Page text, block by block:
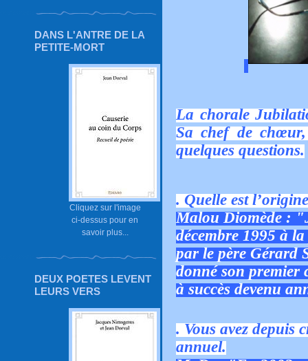
DANS L'ANTRE DE LA
PETITE-MORT
Cliquez sur l'image
ci-dessus pour en
savoir plus...
DEUX POETES LEVENT
LEURS VERS
La chorale
Sa chef de
quelques questions.
. Quelle est
Malou Diomède :
décembre 1995 à
par le père Gérard
donné son premier
à succès devenu
. Vous avez depuis
annuel.